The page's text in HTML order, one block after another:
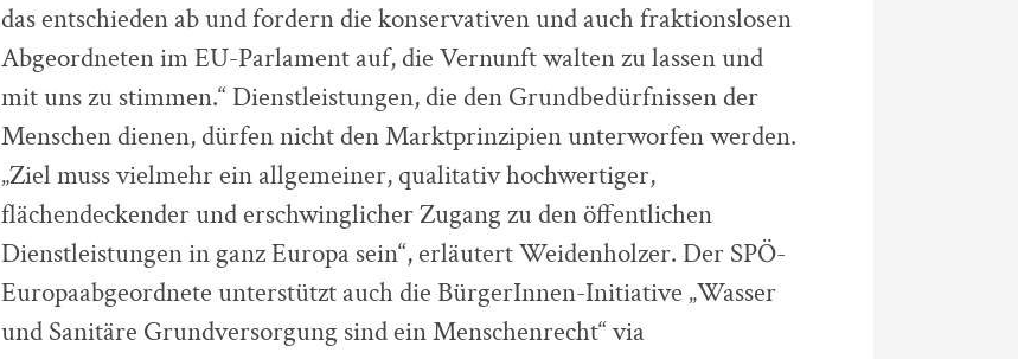
das entschieden ab und fordern die konservativen und auch fraktionslosen
Abgeordneten im EU-Parlament auf, die Vernunft walten zu lassen und
mit uns zu stimmen.“ Dienstleistungen, die den Grundbedürfnissen der
Menschen dienen, dürfen nicht den Marktprinzipien unterworfen werden.
„Ziel muss vielmehr ein allgemeiner, qualitativ hochwertiger,
flächendeckender und erschwinglicher Zugang zu den öffentlichen
Dienstleistungen in ganz Europa sein“, erläutert Weidenholzer. Der SPÖ-
Europaabgeordnete unterstützt auch die BürgerInnen-Initiative „Wasser
und Sanitäre Grundversorgung sind ein Menschenrecht“ via